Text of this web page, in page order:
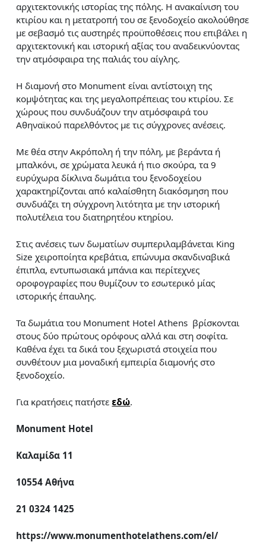
αρχιτεκτονικής ιστορίας της πόλης. Η ανακαίνιση του
κτιρίου και η μετατροπή του σε ξενοδοχείο ακολούθησε
με σεβασμό τις αυστηρές προϋποθέσεις που επιβάλει η
αρχιτεκτονική και ιστορική αξίας του αναδεικνύοντας
την ατμόσφαιρα της παλιάς του αίγλης.
Η διαμονή στο Monument είναι αντίστοιχη της
κομψότητας και της μεγαλοπρέπειας του κτιρίου. Σε
χώρους που συνδυάζουν την ατμόσφαιρά του
Αθηναϊκού παρελθόντος με τις σύγχρονες ανέσεις.
Με θέα στην Ακρόπολη ή την πόλη, με βεράντα ή
μπαλκόνι, σε χρώματα λευκά ή πιο σκούρα, τα 9
ευρύχωρα δίκλινα δωμάτια του ξενοδοχείου
χαρακτηρίζονται από καλαίσθητη διακόσμηση που
συνδυάζει τη σύγχρονη λιτότητα με την ιστορική
πολυτέλεια του διατηρητέου κτηρίου.
Στις ανέσεις των δωματίων συμπεριλαμβάνεται King
Size χειροποίητα κρεβάτια, επώνυμα σκανδιναβικά
έπιπλα, εντυπωσιακά μπάνια και περίτεχνες
οροφογραφίες που θυμίζουν το εσωτερικό μίας
ιστορικής έπαυλης.
Τα δωμάτια του Monument Hotel Athens βρίσκονται
στους δύο πρώτους ορόφους αλλά και στη σοφίτα.
Καθένα έχει τα δικά του ξεχωριστά στοιχεία που
συνθέτουν μια μοναδική εμπειρία διαμονής στο
ξενοδοχείο.
Για κρατήσεις πατήστε εδώ.
Monument Hotel
Καλαμίδα 11
10554 Αθήνα
21 0324 1425
https://www.monumenthotelathens.com/el/